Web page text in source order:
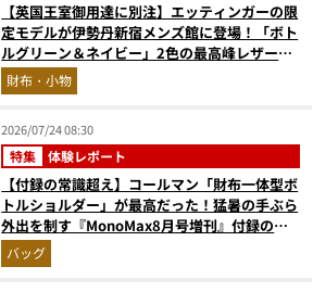
【英国王室御用達に別注】エッティンガーの限
定モデルが伊勢丹新宿メンズ館に登場！「ボト
ルグリーン＆ネイビー」2色の最高峰レザーグ
ッズに注目
財布・小物
2026/07/24 08:30
特集 体験レポート
【付録の常識超え】コールマン「財布一体型ボ
トルショルダー」が最高だった！猛暑の手ぶら
外出を制す『MonoMax8月号増刊』付録の実
力をスタイリストが徹底レポ
バッグ